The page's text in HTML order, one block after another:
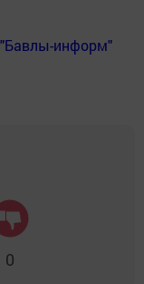
"Бавлы-информ"
0